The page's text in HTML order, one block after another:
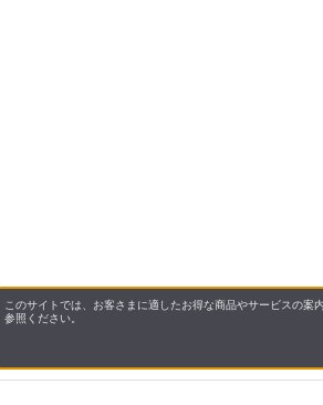
このサイトでは、お客さまに適したお得な商品やサービスの
参照ください。